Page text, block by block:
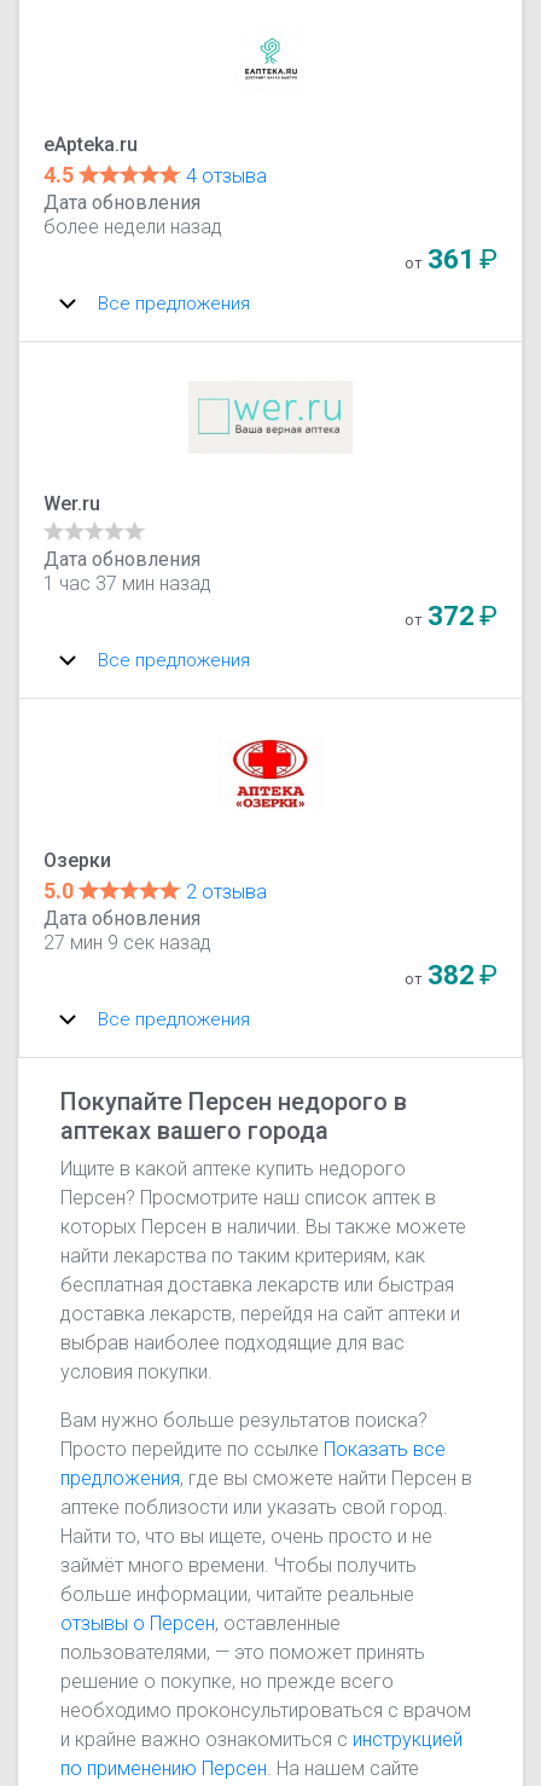
eApteka.ru
4.5
4 отзыва
Дата обновления
более недели назад
от 361 ₽
Все предложения
Wer.ru
Дата обновления
1 час 37 мин назад
от 372₽
Все предложения
Озерки
5.0
2 отзыва
Дата обновления
27 мин 9 сек назад
от 382₽
Все предложения
Покупайте Персен недорого в
аптеках вашего города
Ищите в какой аптеке купить недорого
Персен? Просмотрите наш список аптек в
которых Персен в наличии. Вы также можете
найти лекарства по таким критериям, как
бесплатная доставка лекарств или быстрая
доставка лекарств, перейдя на сайт аптеки и
выбрав наиболее подходящие для вас
условия покупки.
Вам нужно больше результатов поиска?
Просто перейдите по ссылке Показать все
предложения, где вы сможете найти Персен в
аптеке поблизости или указать свой город.
Найти то, что вы ищете, очень просто и не
займёт много времени. Чтобы получить
больше информации, читайте реальные
отзывы о Персен, оставленные
пользователями, — это поможет принять
решение о покупке, но прежде всего
необходимо проконсультироваться с врачом
и крайне важно ознакомиться с инструкцией
по применению Персен . На нашем сайте